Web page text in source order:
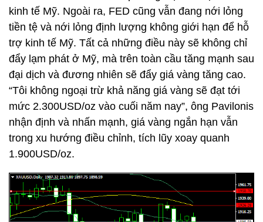
kinh tế Mỹ. Ngoài ra, FED cũng vẫn đang nới lỏng
tiền tệ và nới lỏng định lượng không giới hạn để hỗ
trợ kinh tế Mỹ. Tất cả những điều này sẽ không chỉ
đẩy lạm phát ở Mỹ, mà trên toàn cầu tăng mạnh sau
đại dịch và đương nhiên sẽ đẩy giá vàng tăng cao.
“Tôi không ngoại trừ khả năng giá vàng sẽ đạt tới
mức 2.300USD/oz vào cuối năm nay”, ông Pavilonis
nhận định và nhấn mạnh, giá vàng ngắn hạn vẫn
trong xu hướng điều chỉnh, tích lũy xoay quanh
1.900USD/oz.